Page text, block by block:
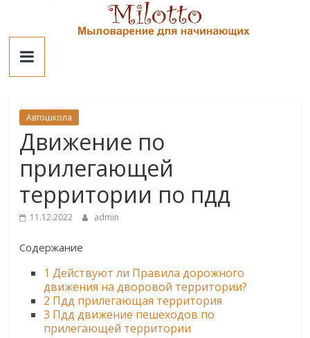
contentМилотто
Автошкола
Движение по
прилегающей
территории по пдд
11.12.2022 admin
Содержание
1 Действуют ли Правила дорожного
движения на дворовой территории?
2 Пдд прилегающая территория
3 Пдд движение пешеходов по
прилегающей территории